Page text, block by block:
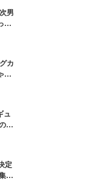
男
カ
ん
ュ
バ
定
ま